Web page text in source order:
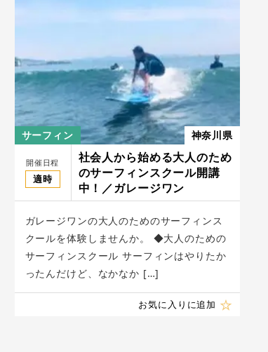
サーフィン 神奈川県
開催日程
適時
社会人から始める大人のため
のサーフィンスクール開講
中！／ガレージワン
ガレージワンの大人のためのサーフィンス
クールを体験しませんか。 ◆大人のための
サーフィンスクール サーフィンはやりたか
ったんだけど、なかなか […]
お気に入りに追加